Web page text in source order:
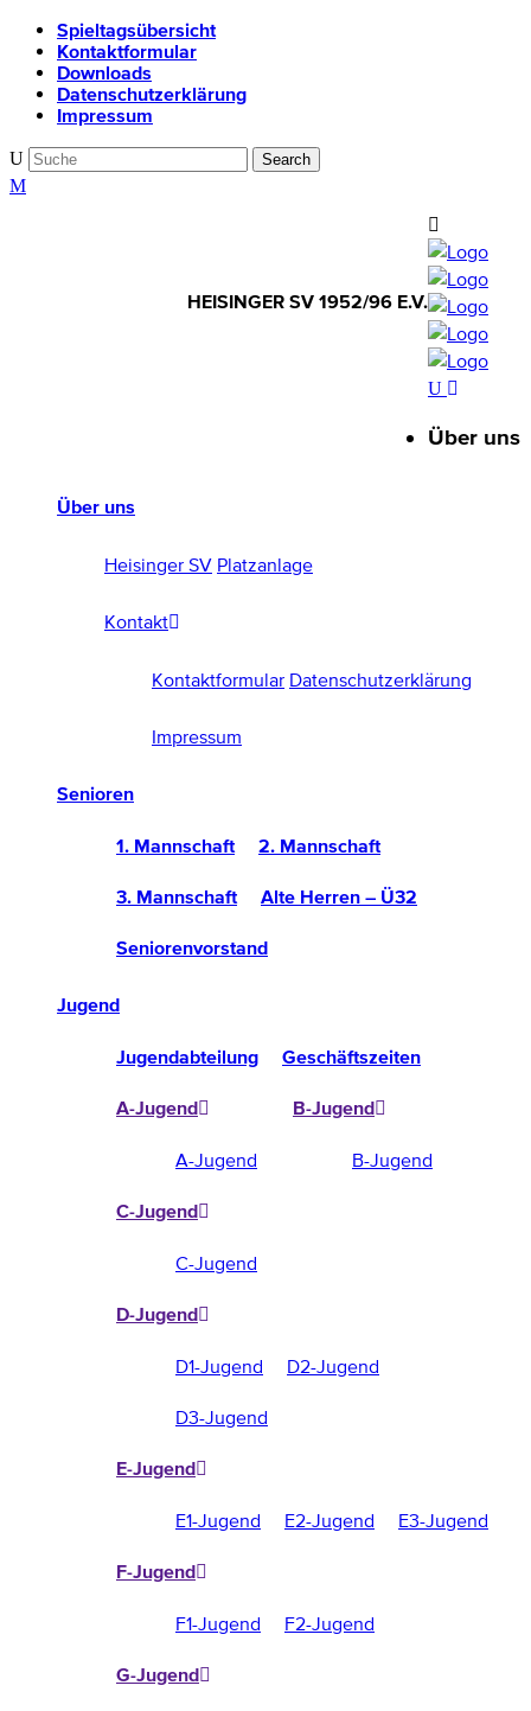
Spieltagsübersicht
Kontaktformular
Downloads
Datenschutzerklärung
Impressum
HEISINGER SV 1952/96 E.V.
Über uns
Heisinger SV Platzanlage
Kontakt
Kontaktformular Datenschutzerklärung
Impressum
Senioren
1. Mannschaft 2. Mannschaft
3. Mannschaft Alte Herren – Ü32
Seniorenvorstand
Jugend
Jugendabteilung Geschäftszeiten
A-Jugend
A-Jugend
B-Jugend
B-Jugend
C-Jugend
C-Jugend
D-Jugend
D1-Jugend
D2-Jugend
D3-Jugend
E-Jugend
E1-Jugend E2-Jugend E3-Jugend
F-Jugend
F1-Jugend F2-Jugend
G-Jugend
Über uns